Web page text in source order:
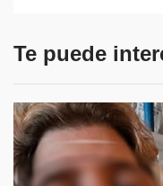
Te puede